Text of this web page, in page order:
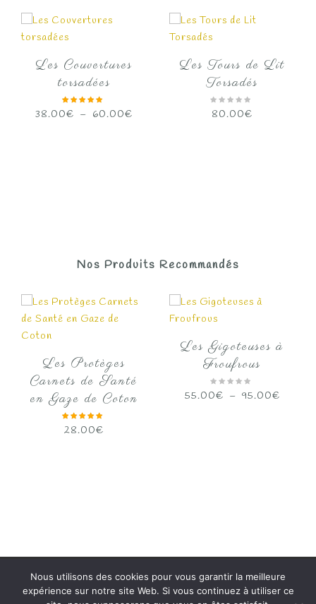
Les Couvertures
torsadées
38.00€ – 60.00€
Les Tours de Lit
Torsadés
80.00€
Nos Produits Recommandés
Les Protèges
Carnets de Santé
en Gaze de Coton
28.00€
Les Gigoteuses à
Froufrous
55.00€ – 95.00€Plage
Copyright 2020PapalyneTous droits réservés.
Nous utilisons des cookies pour vous garantir la meilleure
expérience sur notre site Web. Si vous continuez à utiliser ce